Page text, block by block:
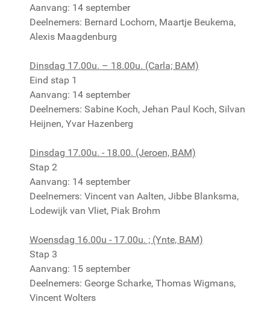
Aanvang: 14 september
Deelnemers: Bernard Lochorn, Maartje Beukema,
Alexis Maagdenburg
Dinsdag 17.00u. – 18.00u. (Carla; BAM)
Eind stap 1
Aanvang: 14 september
Deelnemers: Sabine Koch, Jehan Paul Koch, Silvan
Heijnen, Yvar Hazenberg
Dinsdag 17.00u. - 18.00. (Jeroen, BAM)
Stap 2
Aanvang: 14 september
Deelnemers: Vincent van Aalten, Jibbe Blanksma,
Lodewijk van Vliet, Piak Brohm
Woensdag 16.00u - 17.00u. ; (Ynte, BAM)
Stap 3
Aanvang: 15 september
Deelnemers: George Scharke, Thomas Wigmans,
Vincent Wolters